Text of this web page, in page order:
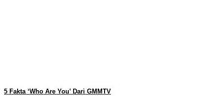
5 Fakta ‘Who Are You’ Dari GMMTV